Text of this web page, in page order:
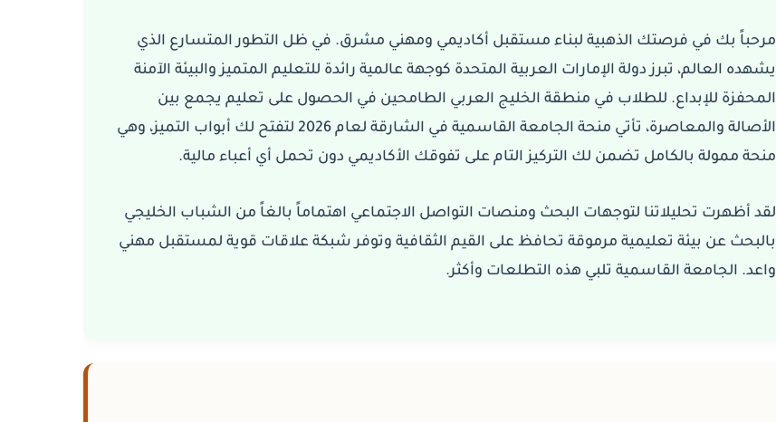
مرحباً بك في فرصتك الذهبية لبناء مستقبل أكاديمي ومهني مشرق. في ظل التطور المتسارع الذي
يشهده العالم، تبرز دولة الإمارات العربية المتحدة كوجهة عالمية رائدة للتعليم المتميز والبيئة الآمنة
المحفزة للإبداع. للطلاب في منطقة الخليج العربي الطامحين في الحصول على تعليم يجمع بين
الأصالة والمعاصرة، تأتي منحة الجامعة القاسمية في الشارقة لعام 2026
لتفتح لك أبواب التميز، وهي
منحة ممولة بالكامل تضمن لك التركيز التام على تفوقك الأكاديمي دون تحمل أي أعباء مالية.
لقد أظهرت تحليلاتنا لتوجهات البحث ومنصات التواصل الاجتماعي اهتماماً بالغاً من الشباب الخليجي
بالبحث عن بيئة تعليمية مرموقة تحافظ على القيم الثقافية وتوفر شبكة علاقات قوية لمستقبل مهني
واعد. الجامعة القاسمية تلبي هذه التطلعات وأكثر.